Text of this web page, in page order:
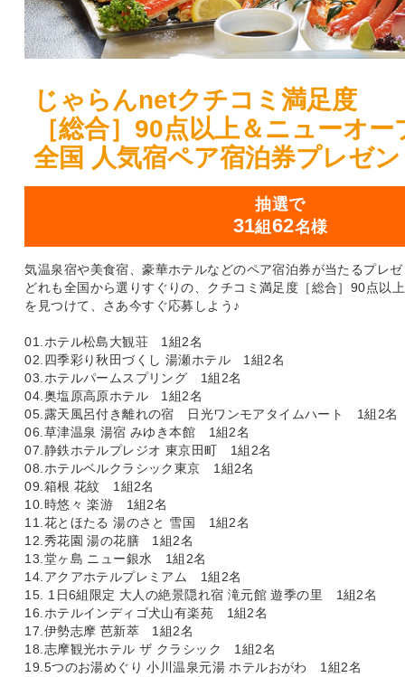
じゃらんnetクチコミ満足度
［総合］90点以上＆ニューオー
全国 人気宿ペア宿泊券プレゼ
抽選で
31組 62名様
気温泉宿や美食宿、豪華ホテルなどのペア宿泊券が当たるプレ
どれも全国から選りすぐりの、クチコミ満足度［総合］90点以
を見つけて、さあ今すぐ応募しよう♪
01.ホテル松島大観荘 1組2名
02.四季彩り秋田づくし 湯瀬ホテル 1組2名
03.ホテルパームスプリング 1組2名
04.奥塩原高原ホテル 1組2名
05.露天風呂付き離れの宿 日光ワンモアタイムハート 1組2名
06.草津温泉 湯宿 みゆき本館 1組2名
07.静鉄ホテルプレジオ 東京田町 1組2名
08.ホテルベルクラシック東京 1組2名
09.箱根 花紋 1組2名
10.時悠々 楽游 1組2名
11.花とほたる 湯のさと 雪国 1組2名
12.秀花園 湯の花膳 1組2名
13.堂ヶ島 ニュー銀水 1組2名
14.アクアホテルプレミアム 1組2名
15. 1日6組限定 大人の絶景隠れ宿 滝元館 遊季の里 1組2名
16.ホテルインディゴ犬山有楽苑 1組2名
17.伊勢志摩 芭新萃 1組2名
18.志摩観光ホテル ザ クラシック 1組2名
19.5つのお湯めぐり 小川温泉元湯 ホテルおがわ 1組2名